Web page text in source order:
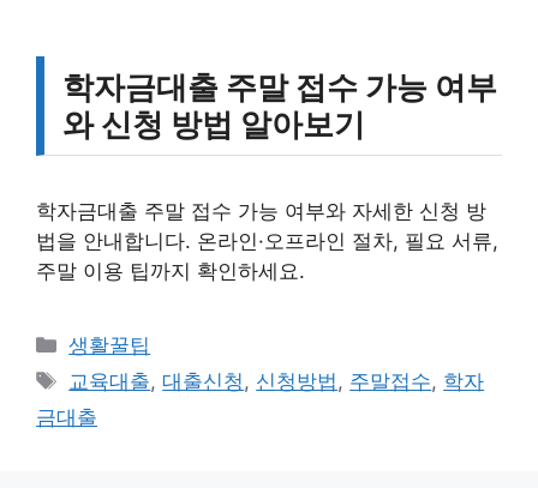
학자금대출 주말 접수 가능 여부
와 신청 방법 알아보기
학자금대출 주말 접수 가능 여부와 자세한 신청 방
법을 안내합니다. 온라인·오프라인 절차, 필요 서류,
주말 이용 팁까지 확인하세요.
카
테
리
생활꿀팁
태
그
교육대출,대출신청, 신청방법, 주말접수, 학자
금대출